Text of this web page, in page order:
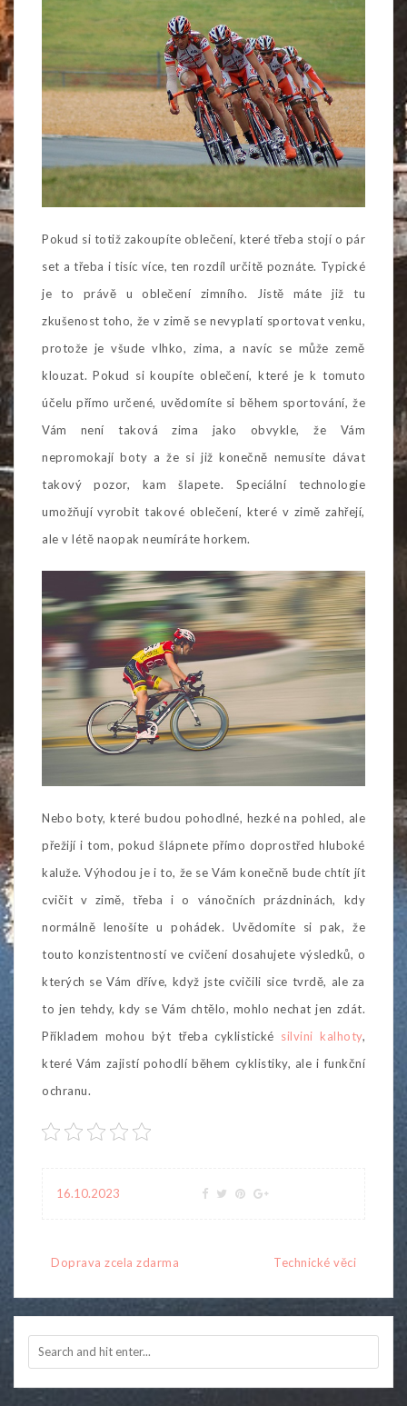
Pokud si totiž zakoupíte oblečení, které třeba stojí o pár
set a třeba i tisíc více, ten rozdíl určitě poznáte. Typické
je to právě u oblečení zimního. Jistě máte již tu
zkušenost toho, že v zimě se nevyplatí sportovat venku,
protože je všude vlhko, zima, a navíc se může země
klouzat. Pokud si koupíte oblečení, které je k tomuto
účelu přímo určené, uvědomíte si během sportování, že
Vám není taková zima jako obvykle, že Vám
nepromokají boty a že si již konečně nemusíte dávat
takový pozor, kam šlapete. Speciální technologie
umožňují vyrobit takové oblečení, které v zimě zahřejí,
ale v létě naopak neumíráte horkem.
Nebo boty, které budou pohodlné, hezké na pohled, ale
přežijí i tom, pokud šlápnete přímo doprostřed hluboké
kaluže. Výhodou je i to, že se Vám konečně bude chtít jít
cvičit v zimě, třeba i o vánočních prázdninách, kdy
normálně lenošíte u pohádek. Uvědomíte si pak, že
touto konzistentností ve cvičení dosahujete výsledků, o
kterých se Vám dříve, když jste cvičili sice tvrdě, ale za
to jen tehdy, kdy se Vám chtělo, mohlo nechat jen zdát.
Příkladem mohou být třeba cyklistické silvini kalhoty,
které Vám zajistí pohodlí během cyklistiky, ale i funkční
ochranu.
16.10.2023
Navigace
příspěvek
Doprava zcela zdarma Technické věci